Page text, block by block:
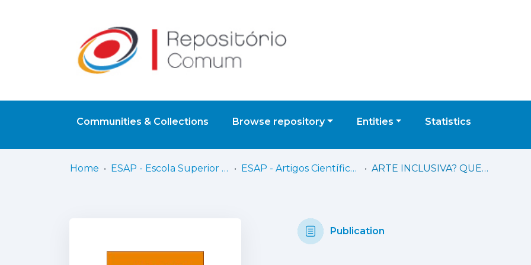
Communities & Collections Browse repository Entities Statistics
Home ESAP - Escola Superior Artística do Porto ESAP - Artigos Científicos ARTE INCLUSIVA? QUEM INCLUI QUEM?
Publication